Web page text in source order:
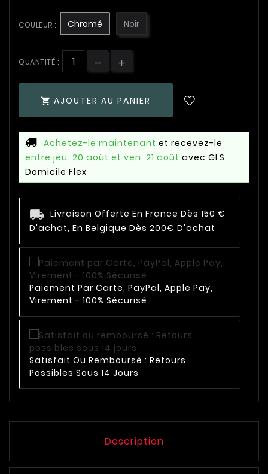
COULEUR : Chromé Noir
QUANTITÉ :
 AJOUTER AU PANIER
Achetez-le maintenant et recevez-le
entre jeu. 20 août et ven. 21 août avec GLS
Domicile Flex
Livraison Offerte En France Dès 150 €
D'achat, En Belgique Dès 200€ D'achat
Paiement Par Carte, PayPal, Apple Pay,
Virement - 100% Sécurisé
Satisfait Ou Remboursé : Retours
Possibles Sous 14 Jours
Description